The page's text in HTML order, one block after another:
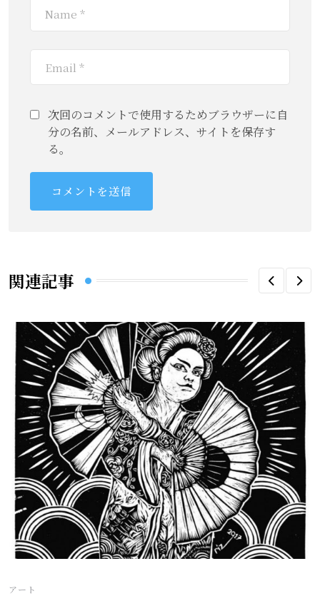
次回のコメントで使用するためブラウザーに自
分の名前、メールアドレス、サイトを保存す
る。
関連記事
アート